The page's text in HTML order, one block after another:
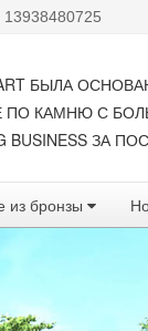
13938480725
ART БЫЛА
ПО КАМНЮ С
BUSINESS ЗА
из бронзы